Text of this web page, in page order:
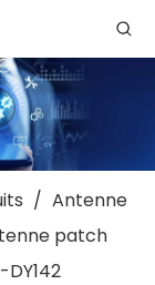
/ Antenne
patch